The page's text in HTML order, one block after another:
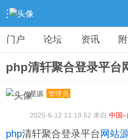
› 分类信息 › 源码模板 › 内容
门户 论坛 资讯
php清轩聚合登录平台
星源
管理员
2025-6-12 11:19:52 来自 中国
php清轩聚合登录平台 网站